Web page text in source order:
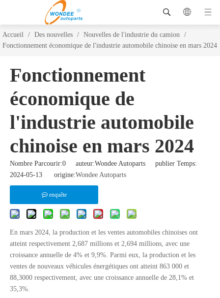
Accueil / Des nouvelles / Nouvelles de l'industrie du camion /
Fonctionnement économique de l'industrie automobile chinoise en mars 2024
Fonctionnement
économique de
l'industrie automobile
chinoise en mars 2024
Nombre Parcourir:0 auteur:Wondee Autoparts publier Temps:
2024-05-13 origine:Wondee Autoparts
enquête
En mars 2024, la production et les ventes automobiles chinoises ont
atteint respectivement 2,687 millions et 2,694 millions, avec une
croissance annuelle de 4% et 9,9%. Parmi eux, la production et les
ventes de nouveaux véhicules énergétiques ont atteint 863 000 et
88,3000 respectivement, avec une croissance annuelle de 28,1% et
35,3%.